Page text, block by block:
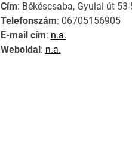
Cím: Békéscsaba, Gyulai út
Telefonszám: 06705156905
E-mail cím: n.a.
Weboldal: n.a.